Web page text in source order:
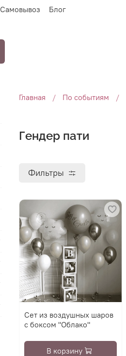
Самовывоз Блог
Главная По событиям
Гендер пати
Фильтры
Сет из воздушных шаров
с боксом "Облако"
В корзину